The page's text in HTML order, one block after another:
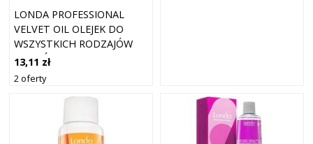
LONDA PROFESSIONAL
VELVET OIL OLEJEK DO
WSZYSTKICH RODZAJÓW
WŁOSÓW 30 ML
13,11 zł
2 oferty